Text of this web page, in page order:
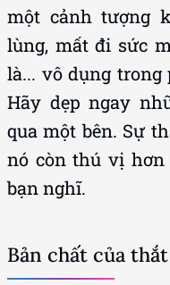
một cảnh tượng
lùng, mất đi sức
là... vô dụng
Hãy dẹp ngay
qua một bên. Sự
nó còn thú vị
bạn nghĩ.
Bản chất của